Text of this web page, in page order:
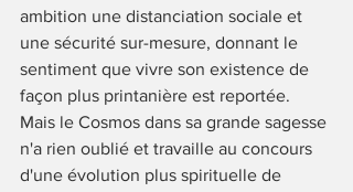
ambition une distanciation sociale et
une sécurité sur-mesure, donnant le
sentiment que vivre son existence de
façon plus printanière est reportée.
Mais le Cosmos dans sa grande sagesse
n'a rien oublié et travaille au concours
d'une évolution plus spirituelle de